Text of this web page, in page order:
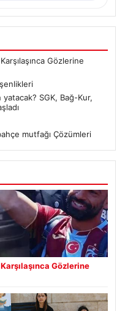
Gözlerine
SGK, Bağ-Kur,
mutfağı Çözümleri
Gözlerine